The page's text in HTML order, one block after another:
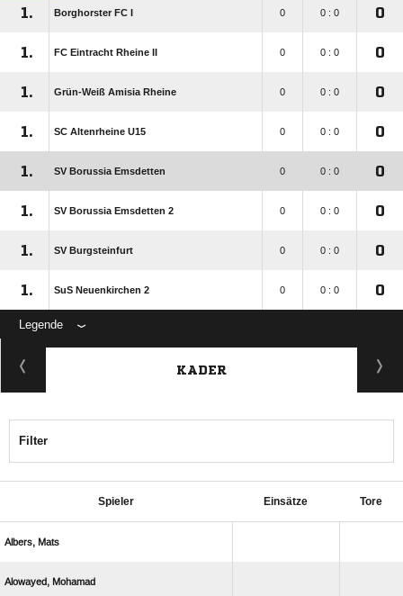
1. Borghorster FC I 0 0 : 0 0
1. FC Eintracht Rheine II 0 0 : 0 0
1. Grün-Weiß Amisia Rheine 0 0 : 0 0
1. SC Altenrheine U15 0 0 : 0 0
1. SV Borussia Emsdetten 0 0 : 0 0
1. SV Borussia Emsdetten 2 0 0 : 0 0
1. SV Burgsteinfurt 0 0 : 0 0
1. SuS Neuenkirchen 2 0 0 : 0 0
Legende
KADER
Filter
Spieler Einsätze Tore
 
 